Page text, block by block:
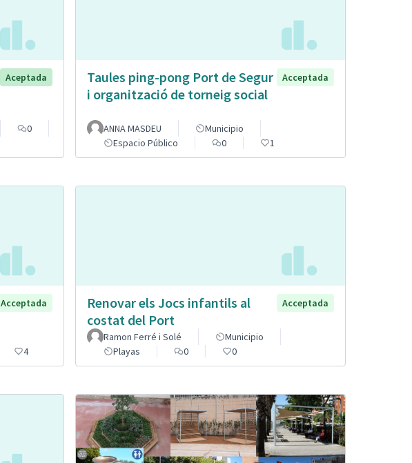
Aceptada
0
Taules ping-pong Port de Segur
i organització de torneig social
Acceptada
ANNA MASDEU
Municipio
Espacio Público
0 1
Acceptada
4
Renovar els Jocs infantils al
costat del Port
Acceptada
Ramon Ferré i Solé
Municipio
Playas
0 0